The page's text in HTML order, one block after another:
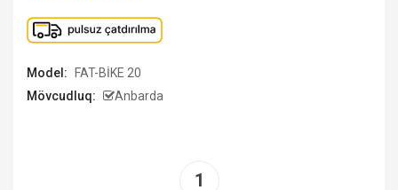
Model:
FAT-BİKE 20
Mövcudluq:
Anbarda